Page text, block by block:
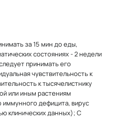
за 15 мин до еды,
состояниях - 2 недели
принимать его
чувствительность к
к тысячелистнику
или иным растениям
иммунного дефицита, вирус
клинических данных); С